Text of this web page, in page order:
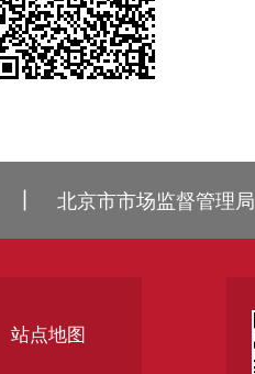
北京市市场监督管理局
站点地图